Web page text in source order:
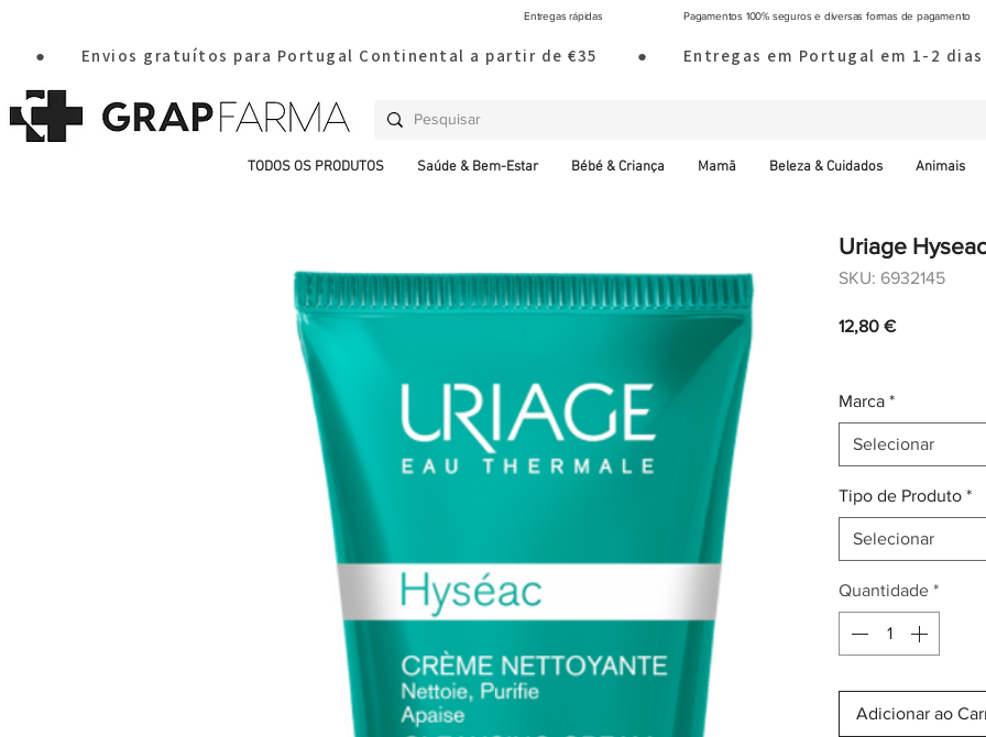
Entregas rápidas Pagamentos 100% seguros e diversas formas de pagamento
●       Envios gratuítos para Portugal Continental a partir de €35        ●       Entregas em Portugal em 1-
TODOS OS PRODUTOS Saúde & Bem-Estar Bébé & Criança Mamã Beleza & Cuidados Animais
Uriage
SKU: 6932145
12,80 €Preço
Marca *
Selecionar
Tipo de Produto *
Selecionar
Quantidade *
Adicionar ao